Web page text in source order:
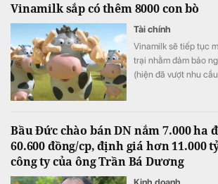
Vinamilk sắp có thêm 8000 con bò
Tài chính
Vinamilk sẽ tiếp tục
trại nhằm đảm bảo
(hiện đã vượt nhu
Bầu Đức chào bán DN nắm 7.000 ha
60.600 đồng/cp, định giá hơn 11.000
công ty của ông Trần Bá Dương